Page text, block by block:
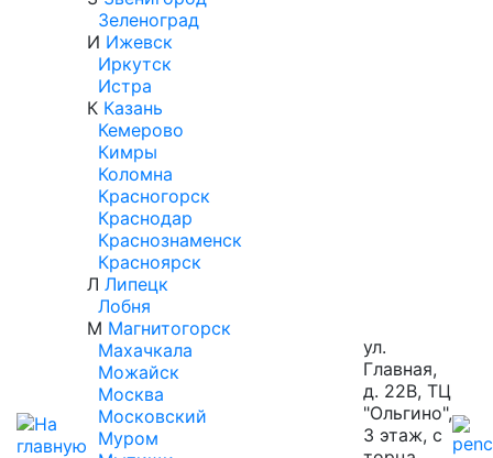
Зеленоград
И Ижевск
Иркутск
Истра
К Казань
Кемерово
Кимры
Коломна
Красногорск
Краснодар
Краснознаменск
Красноярск
Л Липецк
Лобня
М Магнитогорск
Махачкала
Можайск
Москва
Московский
Муром
ул.
Главная,
д. 22В, ТЦ
"Ольгино",
3 этаж, с